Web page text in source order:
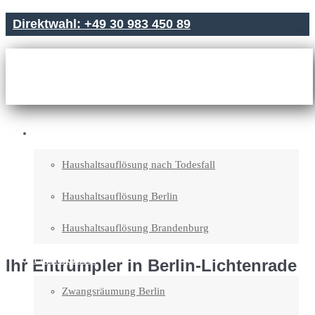
Direktwahl: +49 30 983 450 89
Haushaltsauflösung nach Todesfall
Haushaltsauflösung Berlin
Haushaltsauflösung Brandenburg
Entrümpelung
Zwangsräumung Berlin
Ihr Entrümpler in Berlin-Lichtenrade